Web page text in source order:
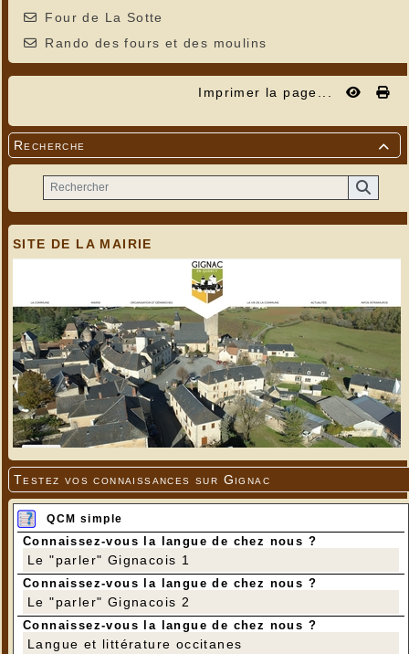
Four de La Sotte
Rando des fours et des moulins
Imprimer la page...

Recherche
SITE DE LA MAIRIE
Testez vos connaissances sur Gignac
QCM simple
Connaissez-vous la langue de chez nous ?
Le "parler" Gignacois 1
Connaissez-vous la langue de chez nous ?
Le "parler" Gignacois 2
Connaissez-vous la langue de chez nous ?
Langue et littérature occitanes